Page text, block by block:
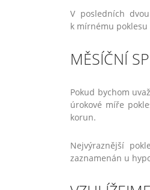
V posledních
k mírnému
MĚSÍČNÍ
Pokud bychom
úrokové míře
korun.
Nejvýraznější
zaznamenán u